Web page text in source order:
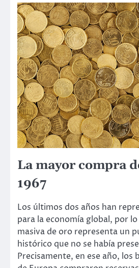
La mayor compra
1967
Los últimos dos años han
para la economía global, por
masiva de oro representa un
histórico que no se había
Precisamente, en ese año, los